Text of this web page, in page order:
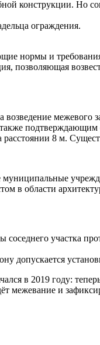
конструкции. Но
ограждения.
нормы и
возведение
8 м.
в области
участка
допускается
в 2019 году: теперь
межевание и